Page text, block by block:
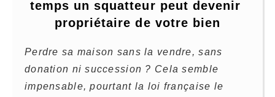
temps un squatteur peut devenir
propriétaire de votre bien
Perdre sa maison sans la vendre, sans
donation ni succession ? Cela semble
impensable, pourtant la loi française le